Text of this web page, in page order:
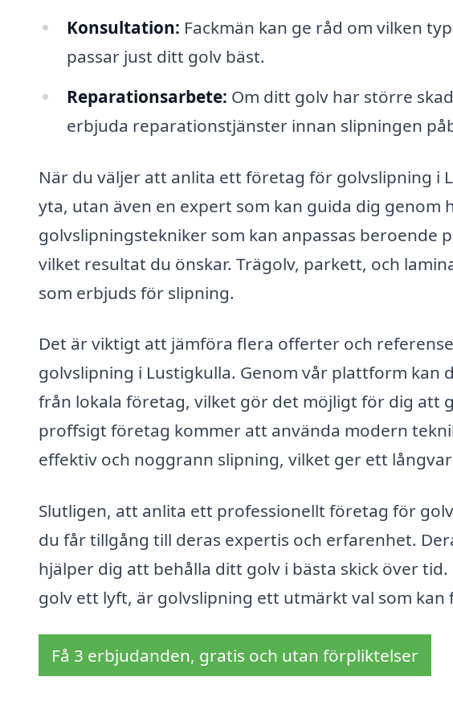
Konsultation: Fackmän kan ge råd om vilken
passar just ditt golv bäst.
Reparationsarbete: Om ditt golv har större
erbjuda reparationstjänster innan slipningen
När du väljer att anlita ett företag för golvslipning i
yta, utan även en expert som kan guida dig genom
golvslipningstekniker som kan anpassas beroende
vilket resultat du önskar. Trägolv, parkett, och
som erbjuds för slipning.
Det är viktigt att jämföra flera offerter och
golvslipning i Lustigkulla. Genom vår plattform kan
från lokala företag, vilket gör det möjligt för dig att
proffsigt företag kommer att använda modern
effektiv och noggrann slipning, vilket ger ett
Slutligen, att anlita ett professionellt företag för
du får tillgång till deras expertis och erfarenhet.
hjälper dig att behålla ditt golv i bästa skick över
golv ett lyft, är golvslipning ett utmärkt val som kan
Få 3 erbjudanden, gratis och utan förpliktelser